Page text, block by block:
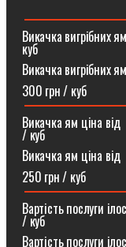
Викачка
куб
Викачка вигрібних
300 грн / куб
Викачка ям
/ куб
Викачка ям ціна від
250 грн / куб
Вартість
/ куб
Вартість послуги